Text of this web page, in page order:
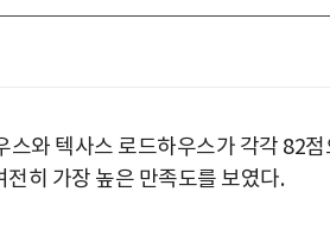
와 텍사스 로드하우스가 각각 82점
히 가장 높은 만족도를 보였다.